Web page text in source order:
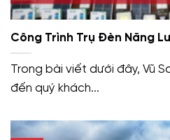
Công Trình Trụ Đèn Năng
Trong bài viết dưới đây, Vũ
đến quý khách...